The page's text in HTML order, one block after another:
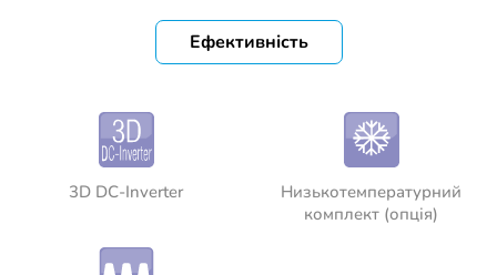
Ефективність
3D DC-Inverter
Низькотемпературний
комплект (опція)